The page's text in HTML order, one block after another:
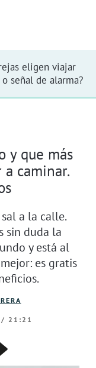
eligen viajar
señal de alarma?
y que más
caminar.
a la calle.
sin duda la
y está al
es gratis
/ 21:21